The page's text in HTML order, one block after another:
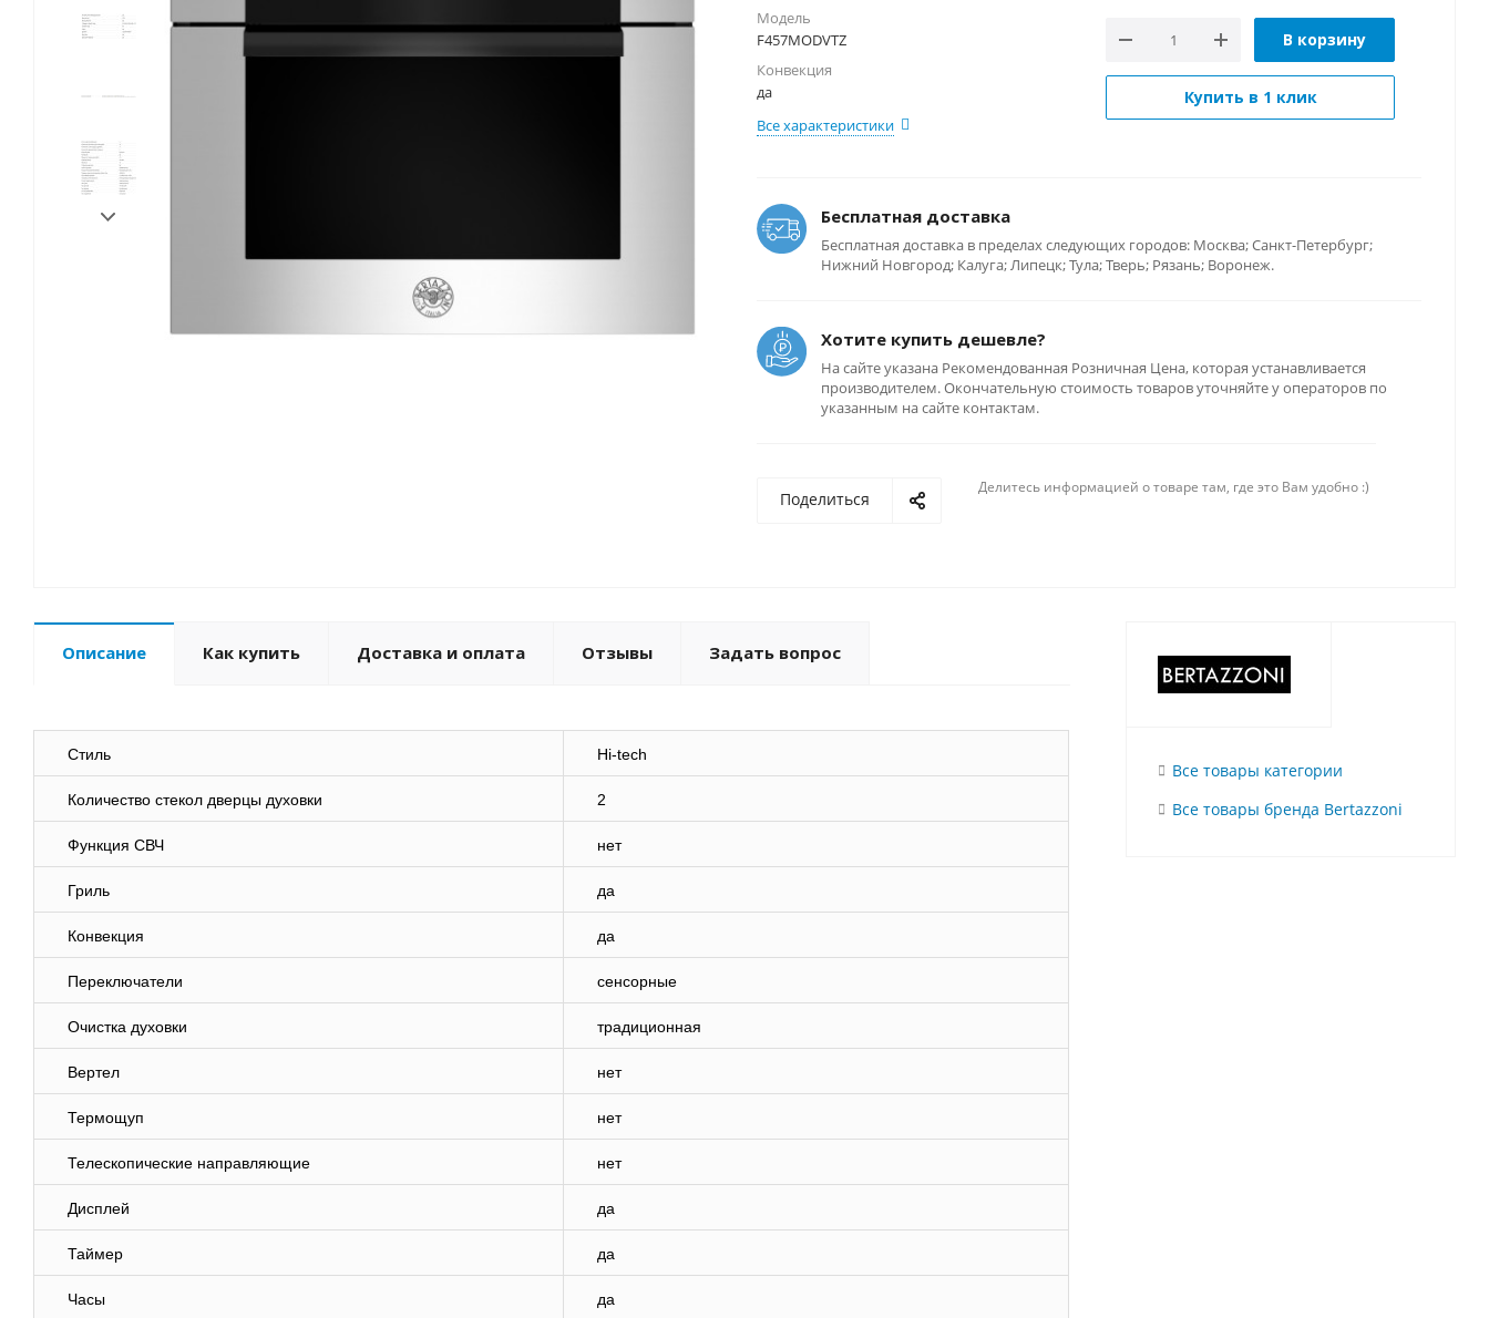
Модель
F457MODVTZ
Конвекция
да
Все характеристики
В корзину
Купить в 1 клик
Бесплатная доставка
Бесплатная доставка в пределах следующих городов: Москва; Санкт-Петербург;
Нижний Новгород; Калуга; Липецк; Тула; Тверь; Рязань; Воронеж.
Хотите купить дешевле?
На сайте указана Рекомендованная Розничная Цена, которая устанавливается
производителем. Окончательную стоимость товаров уточняйте у операторов по
указанным на сайте контактам.
Поделиться
Делитесь информацией о товаре там, где это Вам удобно :)
Описание Как купить Доставка и оплата Отзывы Задать вопрос
Стиль Hi-tech
Количество стекол дверцы духовки 2
Функция СВЧ нет
Гриль да
Конвекция да
Переключатели сенсорные
Очистка духовки традиционная
Вертел нет
Термощуп нет
Телескопические направляющие нет
Дисплей да
Таймер да
Часы да
Все товары категории
Все товары бренда Bertazzoni